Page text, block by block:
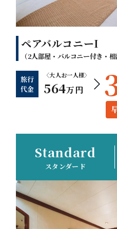
ペアバルコニーI
（2人部屋・バルコニー付き・相
旅行
代金
〈大人お一人様〉
564万円
Standard
スタンダード